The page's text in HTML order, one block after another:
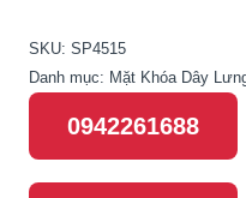
SKU: SP4515
Danh mục: Mặt Khóa Dây
0942261688